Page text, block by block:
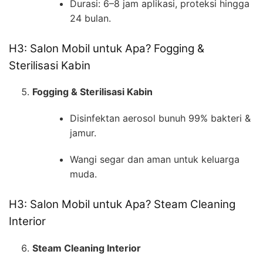
Durasi: 6–8 jam aplikasi, proteksi hingga
24 bulan.
H3: Salon Mobil untuk Apa? Fogging &
Sterilisasi Kabin
Fogging & Sterilisasi Kabin
Disinfektan aerosol bunuh 99% bakteri &
jamur.
Wangi segar dan aman untuk keluarga
muda.
H3: Salon Mobil untuk Apa? Steam Cleaning
Interior
Steam Cleaning Interior